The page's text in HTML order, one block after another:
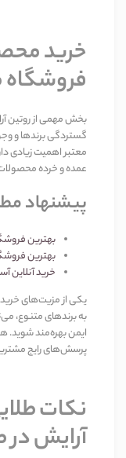
خرید
فروشگاه
بخش مهمی از روتین
گستردگی برندها و
معتبر اهمیت زیادی
عمده و خرده
پیشنهاد
بهترین
بهترین
خرید آنلاین
یکی از مزیت‌های خرید
به برندهای متنوع،
ایمن بهره‌مند
پرسش‌های رایج
نکات
آرایش در